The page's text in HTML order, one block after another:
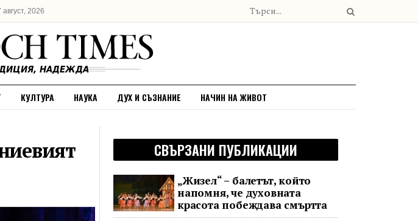
август, 2026
КУЛТУРА НАУКА ДУХ И СЪЗНАНИЕ НАЧИН НА ЖИВОТ
СВЪРЗАНИ ПУБЛИКАЦИИ
„Жизел“ – балетът, който
напомня, че духовната
красота побеждава смъртта